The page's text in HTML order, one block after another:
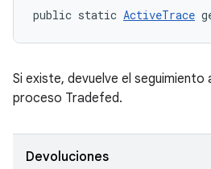
public static ActiveTrace
Si existe, devuelve el
proceso Tradefed.
Devoluciones